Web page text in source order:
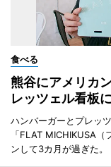
食べる
熊谷にアメリカ
レッツェル看板に
ハンバーガーとプレッ
「FLAT MICHIKUSA
ンして3カ月が過ぎた。